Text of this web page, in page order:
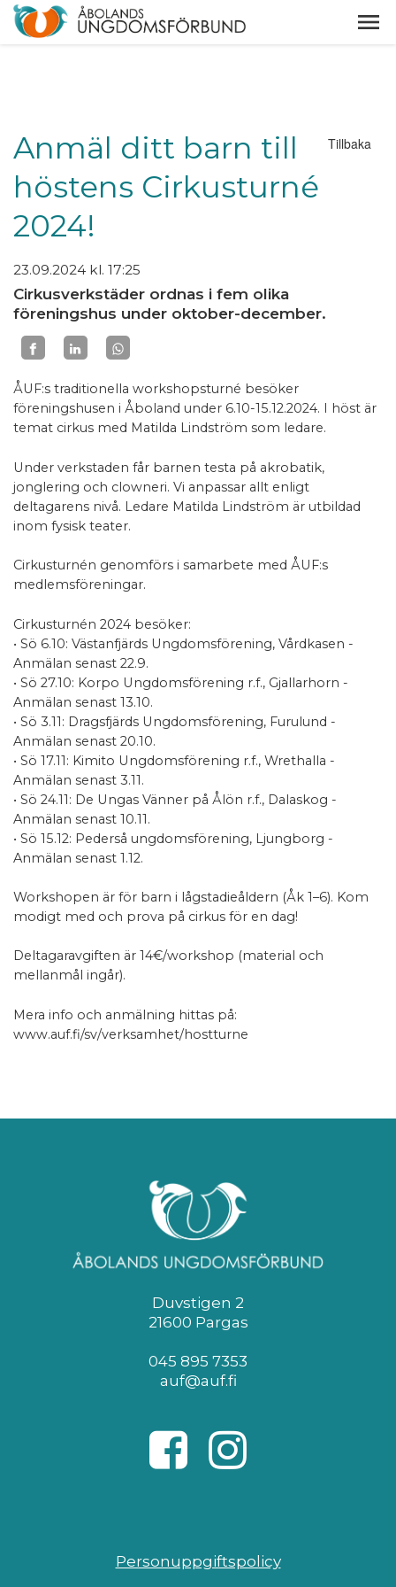
Tillbaka
Anmäl ditt barn till
höstens Cirkusturné
2024!
23.09.2024 kl. 17:25
Cirkusverkstäder ordnas i fem olika
föreningshus under oktober-december.
ÅUF:s traditionella workshopsturné besöker
föreningshusen i Åboland under 6.10-15.12.2024. I höst är
temat cirkus med Matilda Lindström som ledare.
Under verkstaden får barnen testa på akrobatik,
jonglering och clowneri. Vi anpassar allt enligt
deltagarens nivå. Ledare Matilda Lindström är utbildad
inom fysisk teater.
Cirkusturnén genomförs i samarbete med ÅUF:s
medlemsföreningar.
Cirkusturnén 2024 besöker:
• Sö 6.10: Västanfjärds Ungdomsförening, Vårdkasen -
Anmälan senast 22.9.
• Sö 27.10: Korpo Ungdomsförening r.f., Gjallarhorn -
Anmälan senast 13.10.
• Sö 3.11: Dragsfjärds Ungdomsförening, Furulund -
Anmälan senast 20.10.
• Sö 17.11: Kimito Ungdomsförening r.f., Wrethalla -
Anmälan senast 3.11.
• Sö 24.11: De Ungas Vänner på Ålön r.f., Dalaskog -
Anmälan senast 10.11.
• Sö 15.12: Pederså ungdomsförening, Ljungborg -
Anmälan senast 1.12.
Workshopen är för barn i lågstadieåldern (Åk 1–6). Kom
modigt med och prova på cirkus för en dag!
Deltagaravgiften är 14€/workshop (material och
mellanmål ingår).
Mera info och anmälning hittas på:
www.auf.fi/sv/verksamhet/hostturne
Duvstigen 2
21600 Pargas
045 895 7353
auf@auf.fi
Personuppgiftspolicy